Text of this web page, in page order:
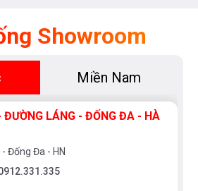
Showroom
Miền Nam
ĐƯỜNG LÁNG - ĐỐNG ĐA - HÀ
Đống Đa - HN